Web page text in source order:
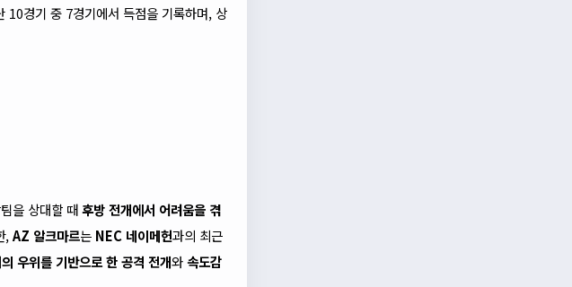
10경기 중 7경기에서 득점을 기록하며, 상
을 상대할 때후방 전개에서 어려움을 겪
, AZ 알크마르는 NEC 네이메헌과의 최근
우위를 기반으로 한 공격 전개와속도감